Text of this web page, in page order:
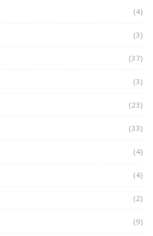
(4)
(3)
(37)
(3)
(23)
(33)
(4)
(4)
(2)
(9)